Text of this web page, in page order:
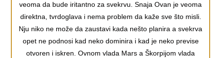
veoma da bude iritantno za svekrvu. Snaja Ovan je veoma
direktna, tvrdoglava i nema problem da kaže sve što misli.
Nju niko ne može da zaustavi kada nešto planira a svekrva
opet ne podnosi kad neko dominira i kad je neko previse
otvoren i iskren. Ovnom vlada Mars a Škorpijom vlada